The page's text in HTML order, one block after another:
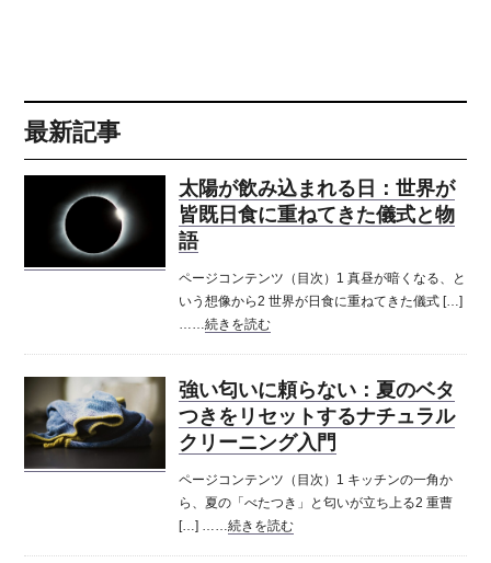
最新記事
太陽が飲み込まれる日：世界が
皆既日食に重ねてきた儀式と物
語
ページコンテンツ（目次）1 真昼が暗くなる、と
いう想像から2 世界が日食に重ねてきた儀式 […]
……続きを読む
強い匂いに頼らない：夏のベタ
つきをリセットするナチュラル
クリーニング入門
ページコンテンツ（目次）1 キッチンの一角か
ら、夏の「べたつき」と匂いが立ち上る2 重曹
[…] ……続きを読む